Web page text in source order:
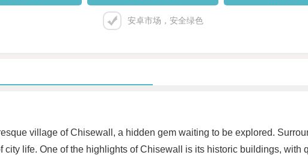
安卓市场，安全绿色
village of Chisewall, a hidden gem waiting to be explored.
city life. One of the highlights of Chisewall is its historic buildings,